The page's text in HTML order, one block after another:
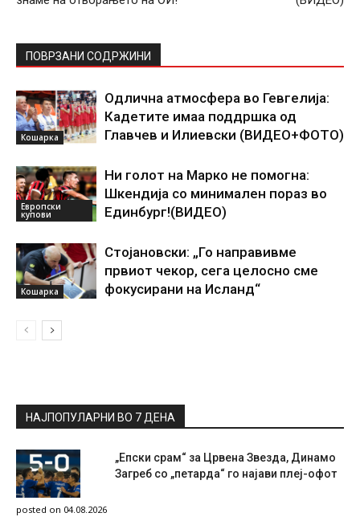
ПОВРЗАНИ СОДРЖИНИ
Кошарка
Одлична атмосфера во Гевгелија:
Кадетите имаа поддршка од
Главчев и Илиевски (ВИДЕО+ФОТО)
Европски
купови
Ни голот на Марко не помогна:
Шкендија со минимален пораз во
Единбург!(ВИДЕО)
Кошарка
Стојановски: „Го направивме
првиот чекор, сега целосно сме
фокусирани на Исланд“
НАЈПОПУЛАРНИ ВО 7 ДЕНА
„Епски срам“ за Црвена Звезда, Динамо
Загреб со „петарда“ го најави плеј-офот
posted on 04.08.2026